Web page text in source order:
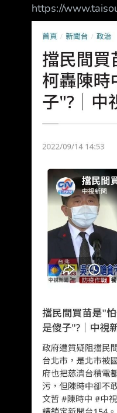
https://
81893 2.新聞來
示警「疫苗掮客
抹黑、真相終於
2026-08-07
瑄、疫苗掮客李
復星大股東」名
瑄、李易儒等人
顧當時，時任衛